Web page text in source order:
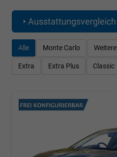
Ausstattungsvergleich
Alle Monte Carlo Weitere
Extra Extra Plus Classic